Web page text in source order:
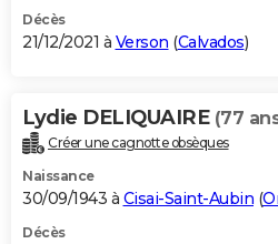
Décès
21/12/2021 à Verson (Calvados)
Lydie DELIQUAIRE (77
Créer une cagnotte obsèques
Naissance
30/09/1943 à Cisai-Saint-Aubin (
Décès